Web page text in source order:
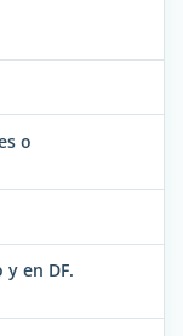
o
en DF.